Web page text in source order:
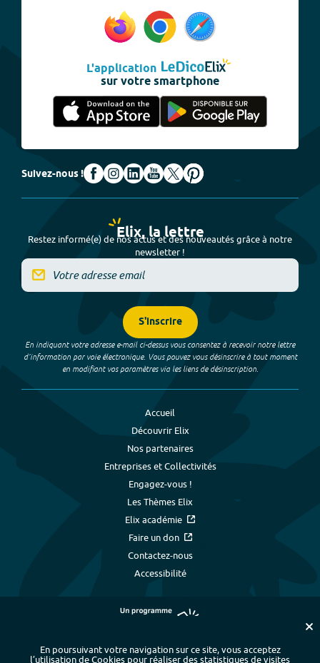
L'application
sur votre smartphone
Suivez-nous !
Elix, la lettre
Restez informé(e) de nos actus et des nouveautés grâce à notre
newsletter !
S'inscrire
En indiquant votre adresse e-mail ci-dessus vous consentez à recevoir notre lettre
d’information par voie électronique. Vous pouvez vous désinscrire à tout moment
en modifiant vos paramètres via les liens de désinscription.
Accueil
Découvrir Elix
Nos partenaires
Entreprises et Collectivités
Engagez-vous !
Les Thèmes Elix
Elix académie
Faire un don
Contactez-nous
Accessibilité
En poursuivant votre navigation sur ce site, vous acceptez
l’utilisation de Cookies pour réaliser des statistiques de visites